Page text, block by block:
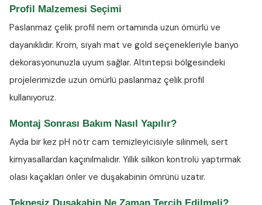
Profil Malzemesi Seçimi
Paslanmaz çelik profil nem ortamında uzun ömürlü ve
dayanıklıdır. Krom, siyah mat ve gold seçenekleriyle banyo
dekorasyonunuzla uyum sağlar. Altıntepsi bölgesindeki
projelerimizde uzun ömürlü paslanmaz çelik profil
kullanıyoruz.
Montaj Sonrası Bakım Nasıl Yapılır?
Ayda bir kez pH nötr cam temizleyicisiyle silinmeli, sert
kimyasallardan kaçınılmalıdır. Yıllık silikon kontrolü yaptırmak
olası kaçakları önler ve duşakabinin ömrünü uzatır.